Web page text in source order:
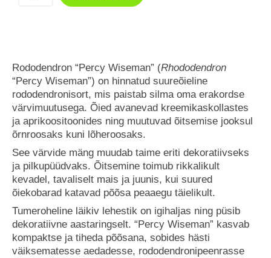
Rododendron “Percy Wiseman” (Rhododendron
“Percy Wiseman”) on hinnatud suureõieline
rododendronisort, mis paistab silma oma erakordse
värvimuutusega. Õied avanevad kreemikaskollastes
ja aprikoositoonides ning muutuvad õitsemise jooksul
õrnroosaks kuni lõheroosaks.
See värvide mäng muudab taime eriti dekoratiivseks
ja pilkupüüdvaks. Õitsemine toimub rikkalikult
kevadel, tavaliselt mais ja juunis, kui suured
õiekobarad katavad põõsa peaaegu täielikult.
Tumeroheline läikiv lehestik on igihaljas ning püsib
dekoratiivne aastaringselt. “Percy Wiseman” kasvab
kompaktse ja tiheda põõsana, sobides hästi
väiksematesse aedadesse, rododendronipeenrasse